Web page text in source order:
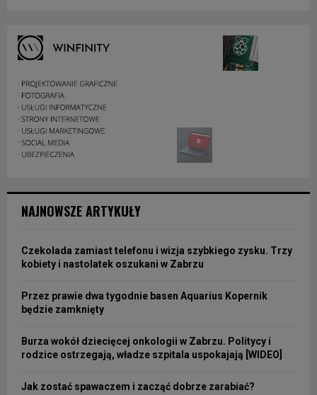
NAJNOWSZE ARTYKUŁY
Czekolada zamiast telefonu i wizja szybkiego zysku. Trzy
kobiety i nastolatek oszukani w Zabrzu
Przez prawie dwa tygodnie basen Aquarius Kopernik
będzie zamknięty
Burza wokół dziecięcej onkologii w Zabrzu. Politycy i
rodzice ostrzegają, władze szpitala uspokajają [WIDEO]
Jak zostać spawaczem i zacząć dobrze zarabiać?